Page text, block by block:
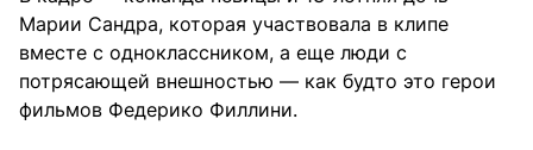
Марии Сандра, которая участвовала в клипе
вместе с одноклассником, а еще люди с
потрясающей внешностью — как будто это герои
фильмов Федерико Филлини.